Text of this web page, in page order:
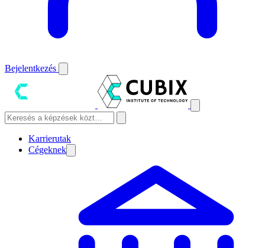
Bejelentkezés
Karrierutak
Cégeknek